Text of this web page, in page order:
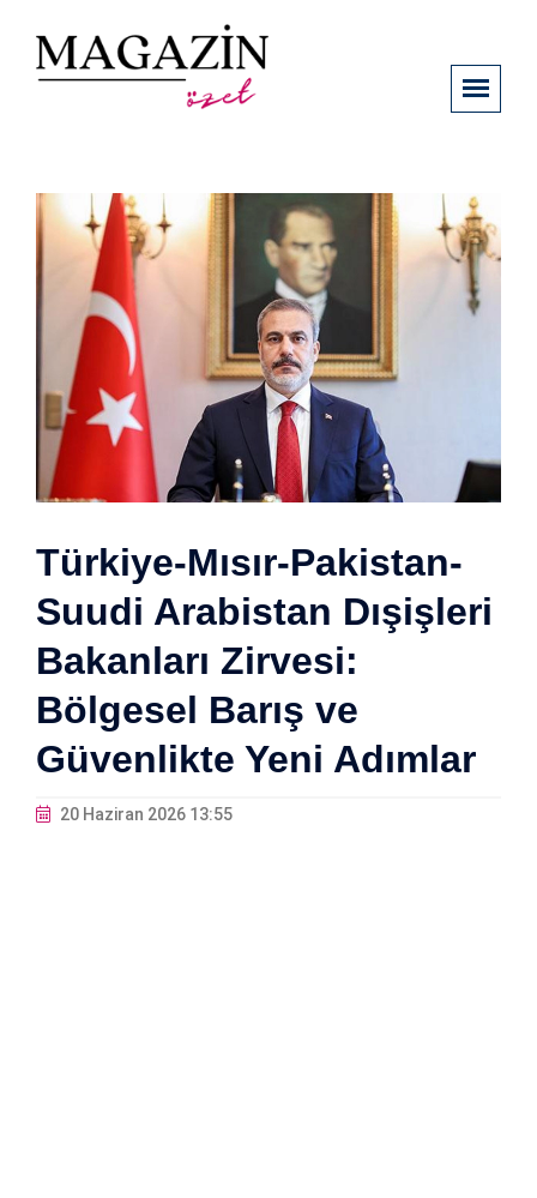
Türkiye-Mısır-Pakistan-
Suudi Arabistan Dışişleri
Bakanları Zirvesi:
Bölgesel Barış ve
Güvenlikte Yeni Adımlar
20 Haziran 2026 13:55